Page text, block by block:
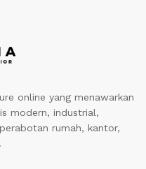
online yang menawarkan
modern, industrial,
rumah, kantor,